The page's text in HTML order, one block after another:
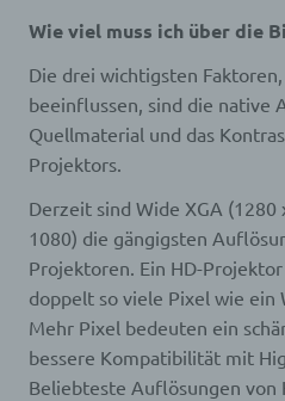
Wie viel muss ich über die
Die drei wichtigsten
beeinflussen, sind die native
Quellmaterial und das
Projektors.
Derzeit sind Wide XGA (1280
1080) die gängigsten
Projektoren. Ein HD-
doppelt so viele Pixel wie ein
Mehr Pixel bedeuten ein
bessere Kompatibilität mit
Beliebteste Auflösungen von